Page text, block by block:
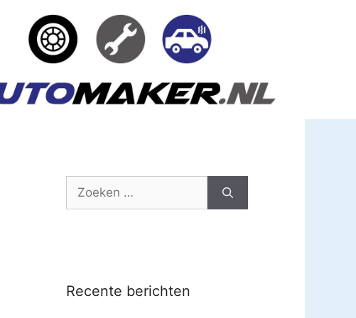
Zoek
Recente berichten